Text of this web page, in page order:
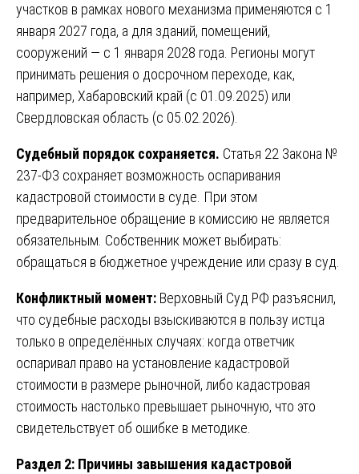
участков в рамках нового механизма применяются с 1
января 2027 года, а для зданий, помещений,
сооружений — с 1 января 2028 года. Регионы могут
принимать решения о досрочном переходе, как,
например, Хабаровский край (с 01.09.2025) или
Свердловская область (с 05.02.2026).
Судебный порядок сохраняется. Статья 22 Закона №
237-ФЗ сохраняет возможность оспаривания
кадастровой стоимости в суде. При этом
предварительное обращение в комиссию не является
обязательным. Собственник может выбирать:
обращаться в бюджетное учреждение или сразу в суд.
Конфликтный момент: Верховный Суд РФ разъяснил,
что судебные расходы взыскиваются в пользу истца
только в определённых случаях: когда ответчик
оспаривал право на установление кадастровой
стоимости в размере рыночной, либо кадастровая
стоимость настолько превышает рыночную, что это
свидетельствует об ошибке в методике.
Раздел 2: Причины завышения кадастровой